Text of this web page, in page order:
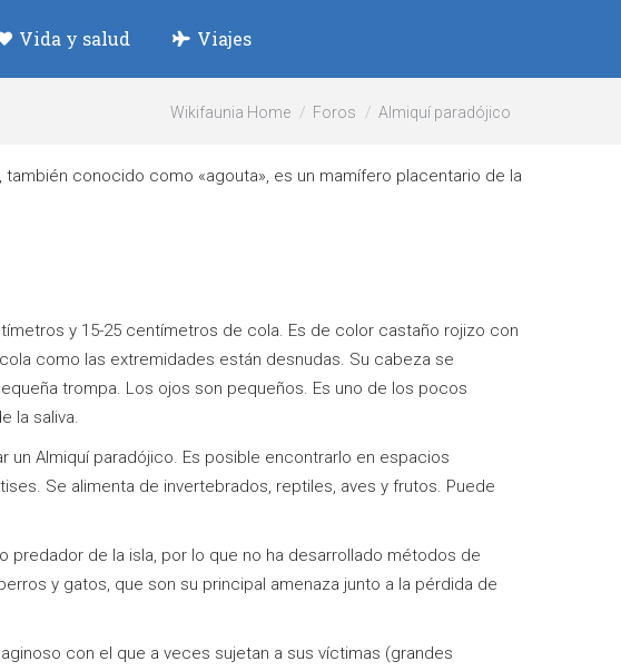
Vida y salud Viajes
Wikifaunia Home Foros Almiquí paradójico
también conocido como «agouta», es un mamífero placentario de la
y 15-25 centímetros de cola. Es de color castaño rojizo con
como las extremidades están desnudas. Su cabeza se
trompa. Los ojos son pequeños. Es uno de los pocos
la saliva.
Almiquí paradójico. Es posible encontrarlo en espacios
Se alimenta de invertebrados, reptiles, aves y frutos. Puede
predador de la isla, por lo que no ha desarrollado métodos de
y gatos, que son su principal amenaza junto a la pérdida de
con el que a veces sujetan a sus víctimas (grandes